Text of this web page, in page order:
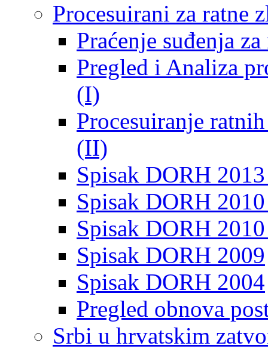
Procesuirani za ratne
Praćenje suđenja
Pregled i Analiza
(I)
Procesuiranje
(II)
Spisak DORH
Spisak DORH
Spisak DORH
Spisak DORH 2009
Spisak DORH 2004
Pregled obnova
Srbi u hrvatskim